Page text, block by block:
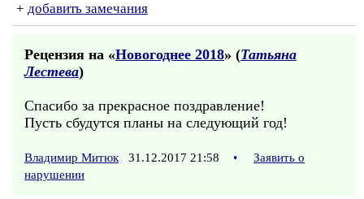
+ добавить замечания
Рецензия на «Новогоднее 2018» (Татьяна
Лестева)
Спасибо за прекрасное поздравление!
Пусть сбудутся планы на следующий год!
Владимир Митюк 31.12.2017 21:58 •
Заявить о
нарушении